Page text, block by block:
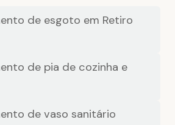
de esgoto em Retiro
de pia de cozinha e
de vaso sanitário